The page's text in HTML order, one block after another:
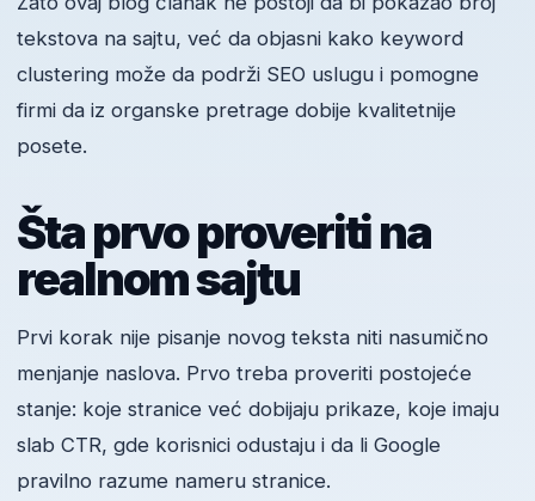
tekstova na sajtu, već da objasni kako keyword
clustering može da podrži SEO uslugu i pomogne
firmi da iz organske pretrage dobije kvalitetnije
posete.
Šta prvo proveriti na
realnom sajtu
Prvi korak nije pisanje novog teksta niti nasumično
menjanje naslova. Prvo treba proveriti postojeće
stanje: koje stranice već dobijaju prikaze, koje imaju
slab CTR, gde korisnici odustaju i da li Google
pravilno razume nameru stranice.